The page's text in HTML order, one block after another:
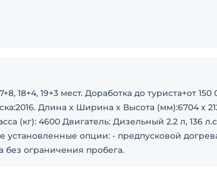
18+4, 19+3 мест. Доработка до туриста+от
Длина х Ширина х Высота (мм):6704 х
(кг): 4600 Двигатель: Дизельный 2.2 л, 136
установленные опции: - предпусковой
без ограничения пробега.